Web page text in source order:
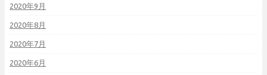
2020年9月
2020年8月
2020年7月
2020年6月